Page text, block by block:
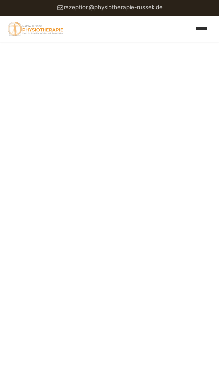
rezeption@physiotherapie-russek.de